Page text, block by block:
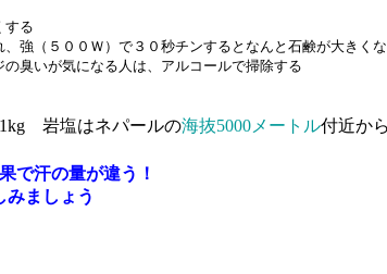
する
強（５００Ｗ）で３０秒チンするとなんと石鹸が大きく
臭いが気になる人は、アルコールで掃除する
岩塩はネパールの海抜5000メートル付近か
で汗の量が違う！
みましょう